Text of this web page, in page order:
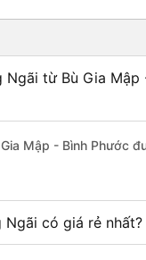
Ngãi từ Bù Gia
Mập - Bình Phước
Ngãi có giá rẻ nhất?